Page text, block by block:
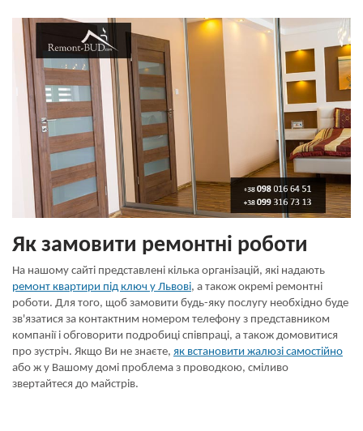
Як замовити ремонтні роботи
На нашому сайті представлені кілька організацій, які надають
ремонт квартири під ключ у Львові, а також окремі ремонтні
роботи. Для того, щоб замовити будь-яку послугу необхідно буде
зв'язатися за контактним номером телефону з представником
компанії і обговорити подробиці співпраці, а також домовитися
про зустріч. Якщо Ви не знаєте, як встановити жалюзі самостійно
або ж у Вашому домі проблема з проводкою, сміливо
звертайтеся до майстрів.